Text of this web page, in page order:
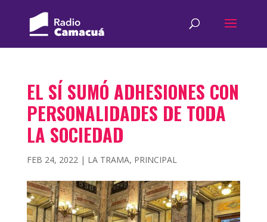
EL SÍ SUMÓ ADHESIONES CON
PERSONALIDADES DE TODA
LA SOCIEDAD
FEB 24, 2022| LA TRAMA, PRINCIPAL